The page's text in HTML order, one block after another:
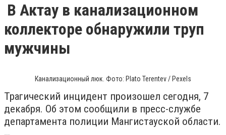
В Актау в канализационном
коллекторе обнаружили труп
мужчины
Канализационный люк. Фото: Plato Terentev / Pexels
Трагический инцидент произошел сегодня, 7
декабря. Об этом сообщили в пресс-службе
департамента полиции Мангистауской области.